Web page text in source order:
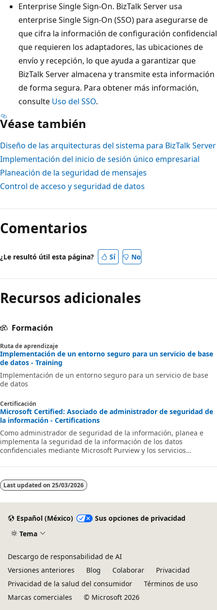
Enterprise Single Sign-On. BizTalk Server usa
enterprise Single Sign-On (SSO) para asegurarse de
que cifra la información de configuración confidencial
que requieren los adaptadores, las ubicaciones de
envío y recepción, lo que ayuda a garantizar que
BizTalk Server almacena y transmite esta información
de forma segura. Para obtener más información,
consulte Uso del SSO.
Véase también
Diseño de las arquitecturas del sistema para BizTalk Server
Implementación del inicio de sesión único empresarial
Planeación de la seguridad de mensajes
Control de acceso y seguridad de datos
de
lectura
Comentarios
¿Le resultó útil esta página? Sí No
Recursos adicionales
Formación
Ruta de aprendizaje
Implementación de un entorno seguro para un servicio de base
de datos - Training
Implementación de un entorno seguro para un servicio de base
de datos
Certificación
Microsoft Certified: Asociado de administrador de seguridad de
la información - Certifications
Como administrador de seguridad de la información, planea e
implementa la seguridad de la información de los datos
confidenciales mediante Microsoft Purview y los servicios
Last updated on 25/03/2026
Español (México)
Sus opciones de privacidad
Tema
Descargo de responsabilidad de AI
Versiones anteriores
Blog Colaborar
Privacidad
Privacidad de la salud del consumidor
Términos de uso
Marcas comerciales
© Microsoft 2026